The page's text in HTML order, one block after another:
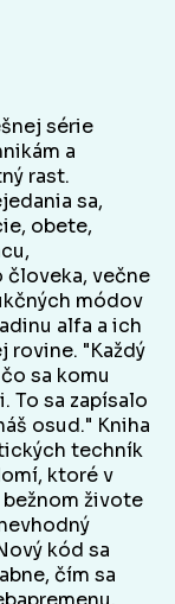
série
a
rast.
sa,
obete,
večne
módov
alfa a ich
rovine. "Každý
sa komu
To sa zapísalo
osud." Kniha
techník
ktoré v
živote
kód sa
čím sa